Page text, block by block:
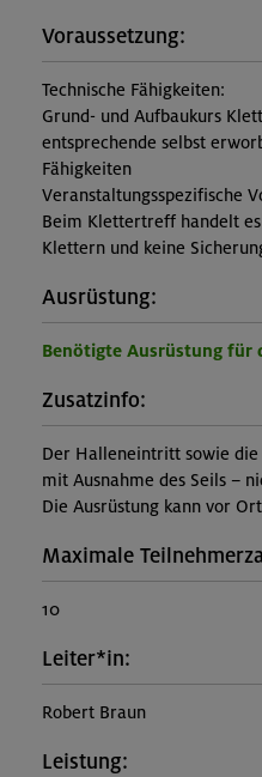
Voraussetzung:
Technische Fähigkeiten:
Grund- und Aufbaukurs
entsprechende selbst
Fähigkeiten
Veranstaltungsspezifische
Beim Klettertreff handelt
Klettern und keine
Ausrüstung:
Benötigte Ausrüstung für
Zusatzinfo:
Der Halleneintritt sowie
mit Ausnahme des Seils –
Die Ausrüstung kann vor
Maximale
10
Leiter*in:
Robert Braun
Leistung: